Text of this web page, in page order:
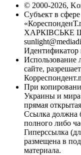
© 2000-2026,
Субъект в
ХАРКІВСЬКЕ
Идентификатор
Использование
сайте,
При
Украины и
прямая
Ссылка должна
полного либо
Гиперссылка
размещена в
материала.